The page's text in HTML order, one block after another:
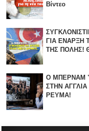
Βίντεο
ΓΙΑ ΕΝΑΡΞΗ
ΤΗΣ ΠΟΛΗΣ!
Ο ΜΠΕΡΝΑΜ
ΣΤΗΝ
ΡΕΥΜΑ!